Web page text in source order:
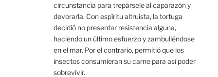
circunstancia para trepársele al caparazón y
devorarla. Con espíritu altruista, la tortuga
decidió no presentar resistencia alguna,
haciendo un último esfuerzo y zambulléndose
en el mar. Por el contrario, permitió que los
insectos consumieran su carne para así poder
sobrevivir.